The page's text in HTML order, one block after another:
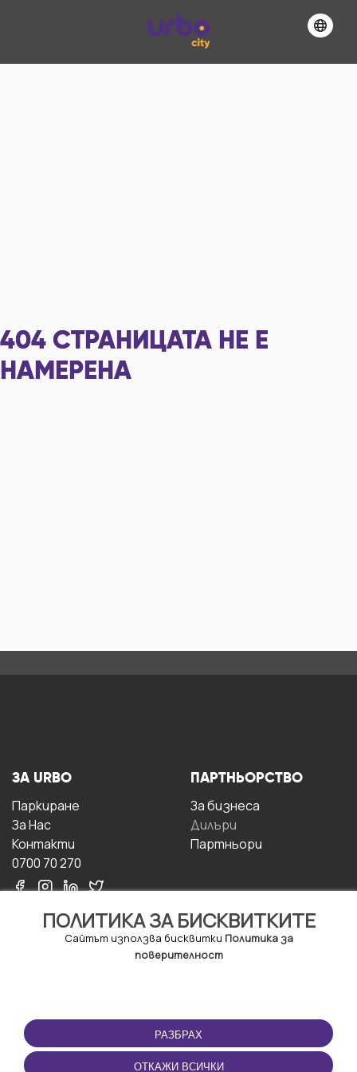
404 СТРАНИЦАТА НЕ Е
НАМЕРЕНА
ПОЛИТИКА ЗА БИСКВИТКИТЕ
Сайтът използва бисквитки Политика за
поверителност
РАЗБРАХ
ОТКАЖИ ВСИЧКИ
ЗА URBO
Паркиране
За Hас
Контакти
0700 70 270
ПАРТНЬОРСТВО
За бизнесa
Дилъри
Партньори
ПОЛЗВАНЕ
Правила и условия за
ползване
ПРИЛОЖЕНИЕТО